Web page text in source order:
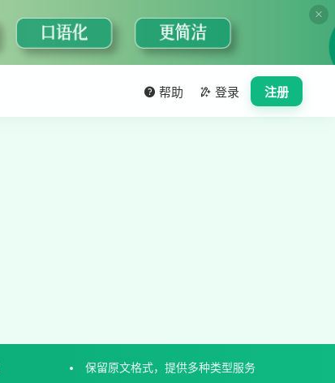
帮助 登录 注册
保留原文格式，提供多种类型服务